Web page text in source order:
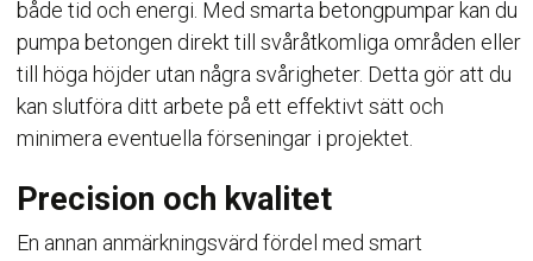
både tid och energi. Med smarta betongpumpar kan du
pumpa betongen direkt till svåråtkomliga områden eller
till höga höjder utan några svårigheter. Detta gör att du
kan slutföra ditt arbete på ett effektivt sätt och
minimera eventuella förseningar i projektet.
Precision och kvalitet
En annan anmärkningsvärd fördel med smart